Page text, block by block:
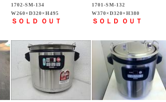
1702-SM-134
W260×D320×H495
ＳＯＬＤ ＯＵＴ
1701-SM-132
W370×D320×H380
ＳＯＬＤ ＯＵＴ